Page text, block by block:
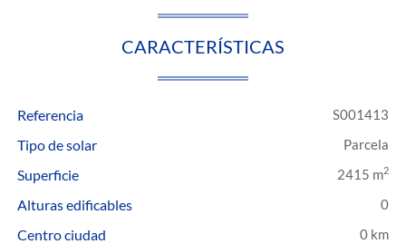
CARACTERÍSTICAS
Referencia S001413
Tipo de solar Parcela
Superficie 2415 m2
Alturas edificables 0
Centro ciudad 0 km